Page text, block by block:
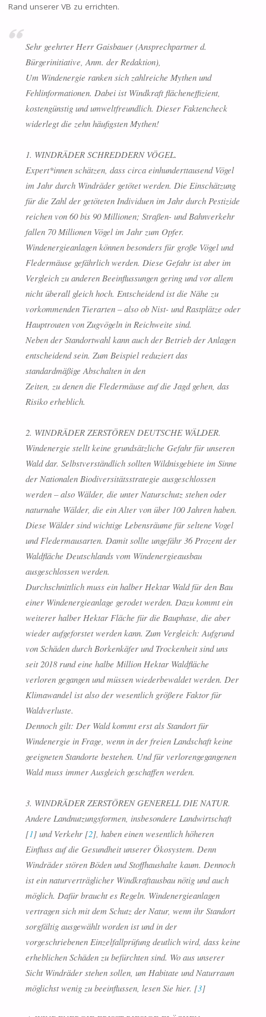
Rand unserer VB zu errichten.
Sehr geehrter Herr Gaisbauer (Ansprechpartner d.
Bürgerinitiative, Anm. der Redaktion),
Um Windenergie ranken sich zahlreiche Mythen und
Fehlinformationen. Dabei ist Windkraft flächeneffizient,
kostengünstig und umweltfreundlich. Dieser Faktencheck
widerlegt die zehn häufigsten Mythen!
1. WINDRÄDER SCHREDDERN VÖGEL.
Expert*innen schätzen, dass circa einhunderttausend Vögel
im Jahr durch Windräder getötet werden. Die Einschätzung
für die Zahl der getöteten Individuen im Jahr durch Pestizide
reichen von 60 bis 90 Millionen; Straßen- und Bahnverkehr
fallen 70 Millionen Vögel im Jahr zum Opfer.
Windenergieanlagen können besonders für große Vögel und
Fledermäuse gefährlich werden. Diese Gefahr ist aber im
Vergleich zu anderen Beeinflussungen gering und vor allem
nicht überall gleich hoch. Entscheidend ist die Nähe zu
vorkommenden Tierarten – also ob Nist- und Rastplätze oder
Hauptrouten von Zugvögeln in Reichweite sind.
Neben der Standortwahl kann auch der Betrieb der Anlagen
entscheidend sein. Zum Beispiel reduziert das
standardmäßige Abschalten in den
Zeiten, zu denen die Fledermäuse auf die Jagd gehen, das
Risiko erheblich.
2. WINDRÄDER ZERSTÖREN DEUTSCHE WÄLDER.
Windenergie stellt keine grundsätzliche Gefahr für unseren
Wald dar. Selbstverständlich sollten Wildnisgebiete im Sinne
der Nationalen Biodiversitätsstrategie ausgeschlossen
werden – also Wälder, die unter Naturschutz stehen oder
naturnahe Wälder, die ein Alter von über 100 Jahren haben.
Diese Wälder sind wichtige Lebensräume für seltene Vogel
und Fledermausarten. Damit sollte ungefähr 36 Prozent der
Waldfläche Deutschlands vom Windenergieausbau
ausgeschlossen werden.
Durchschnittlich muss ein halber Hektar Wald für den Bau
einer Windenergieanlage gerodet werden. Dazu kommt ein
weiterer halber Hektar Fläche für die Bauphase, die aber
wieder aufgeforstet werden kann. Zum Vergleich: Aufgrund
von Schäden durch Borkenkäfer und Trockenheit sind uns
seit 2018 rund eine halbe Million Hektar Waldfläche
verloren gegangen und müssen wiederbewaldet werden. Der
Klimawandel ist also der wesentlich größere Faktor für
Waldverluste.
Dennoch gilt: Der Wald kommt erst als Standort für
Windenergie in Frage, wenn in der freien Landschaft keine
geeigneten Standorte bestehen. Und für verlorengegangenen
Wald muss immer Ausgleich geschaffen werden.
3. WINDRÄDER ZERSTÖREN GENERELL DIE NATUR.
Andere Landnutzungsformen, insbesondere Landwirtschaft
[1] und Verkehr [2], haben einen wesentlich höheren
Einfluss auf die Gesundheit unserer Ökosystem. Denn
Windräder stören Böden und Stoffhaushalte kaum. Dennoch
ist ein naturverträglicher Windkraftausbau nötig und auch
möglich. Dafür braucht es Regeln. Windenergieanlagen
vertragen sich mit dem Schutz der Natur, wenn ihr Standort
sorgfältig ausgewählt worden ist und in der
vorgeschriebenen Einzelfallprüfung deutlich wird, dass keine
erheblichen Schäden zu befürchten sind. Wo aus unserer
Sicht Windräder stehen sollen, um Habitate und Naturraum
möglichst wenig zu beeinflussen, lesen Sie hier. [3]